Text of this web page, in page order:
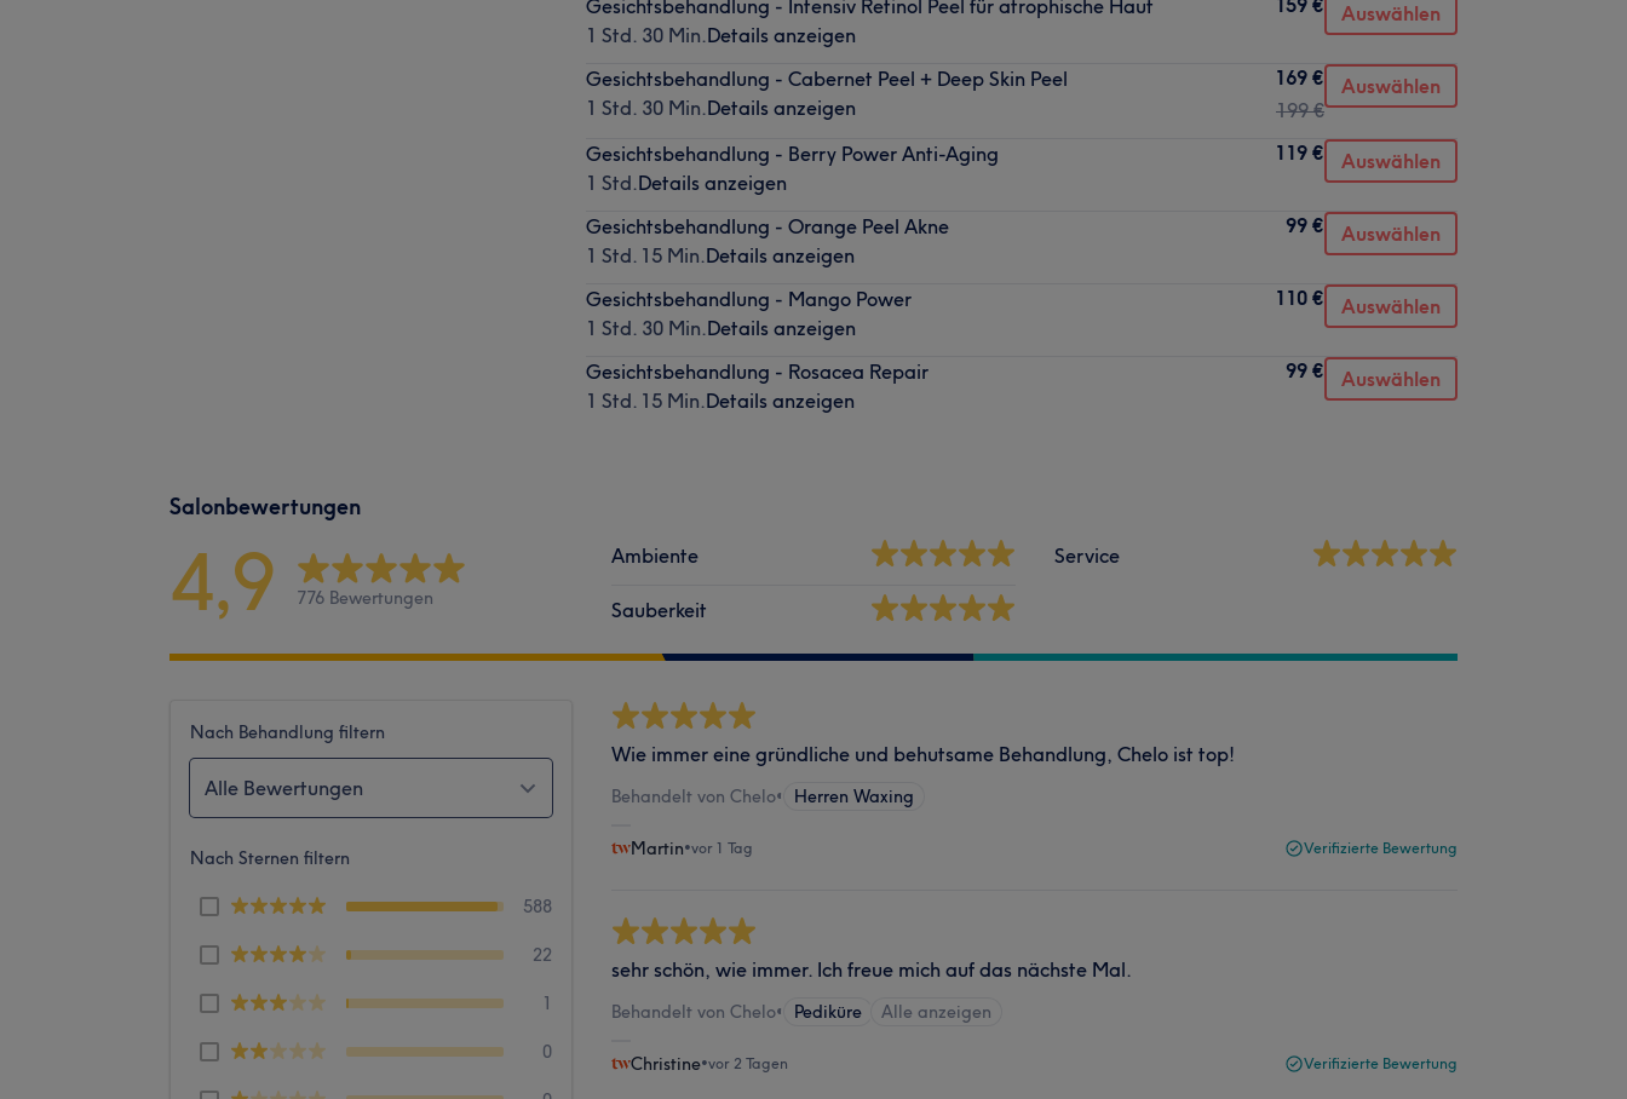
Gesichtsbehandlung - Intensiv Retinol Peel für atrophische Haut
1 Std. 30 Min.Details anzeigen
Auswählen
Gesichtsbehandlung - Cabernet Peel + Deep Skin Peel
1 Std. 30 Min.Details anzeigen
169 €
199 €
Auswählen
Gesichtsbehandlung - Berry Power Anti-Aging
1 Std.Details anzeigen
119 € Auswählen
Gesichtsbehandlung - Orange Peel Akne
1 Std. 15 Min.Details anzeigen
99 € Auswählen
Gesichtsbehandlung - Mango Power
1 Std. 30 Min.Details anzeigen
110 € Auswählen
Gesichtsbehandlung - Rosacea Repair
1 Std. 15 Min.Details anzeigen
99 € Auswählen
Salonbewertungen
4,9 776 Bewertungen
Ambiente
Sauberkeit
Service
Nach Behandlung filtern
Alle Bewertungen
Nach Sternen filtern
588
22
1
0
Wie immer eine gründliche und behutsame Behandlung, Chelo ist top!
Behandelt von Chelo• Herren Waxing
Martin•vor 1 Tag Verifizierte Bewertung
sehr schön, wie immer. Ich freue mich auf das nächste Mal.
Behandelt von Chelo• Pediküre Alle anzeigen
Christine•vor 2 Tagen Verifizierte Bewertung